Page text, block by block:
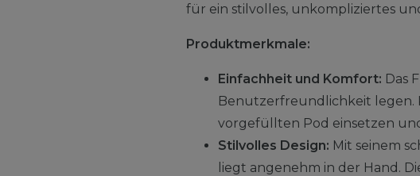
für ein stilvolles, unkompliziertes
Produktmerkmale:
Einfachheit und Komfort: Das
Benutzerfreundlichkeit legen.
vorgefüllten Pod einsetzen
Stilvolles Design: Mit seinem
liegt angenehm in der Hand.